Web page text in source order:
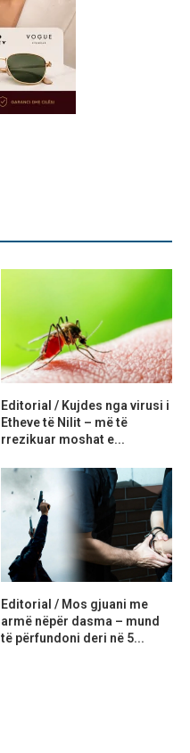
Editorial / Kujdes nga virusi i
Etheve të Nilit – më të
rrezikuar moshat e...
Editorial / Mos gjuani me
armë nëpër dasma – mund
të përfundoni deri në 5...